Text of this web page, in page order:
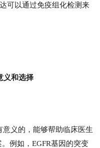
可以通过免疫组化检测来
义和选择
义的，能够帮助临床医生
例如，EGFR基因的突变